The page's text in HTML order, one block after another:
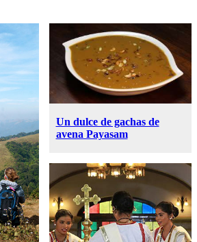
Un dulce de gachas de
avena Payasam